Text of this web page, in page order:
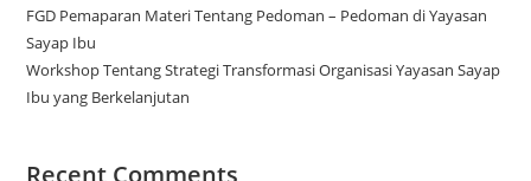
FGD Pemaparan Materi Tentang Pedoman – Pedoman di Yayasan
Sayap Ibu
Workshop Tentang Strategi Transformasi Organisasi Yayasan Sayap
Ibu yang Berkelanjutan
Recent Comments